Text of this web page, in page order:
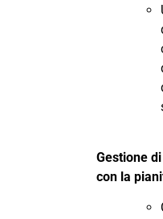
Gestione
con la